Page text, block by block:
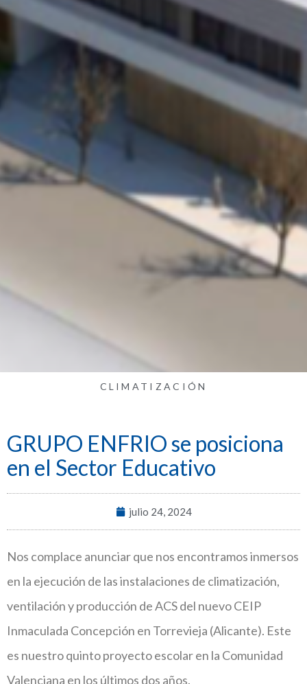
CLIMATIZACIÓN
GRUPO ENFRIO se posiciona
en el Sector Educativo
julio 24, 2024
Nos complace anunciar que nos encontramos inmersos
en la ejecución de las instalaciones de climatización,
ventilación y producción de ACS del nuevo CEIP
Inmaculada Concepción en Torrevieja (Alicante). Este
es nuestro quinto proyecto escolar en la Comunidad
Valenciana en los últimos dos años.